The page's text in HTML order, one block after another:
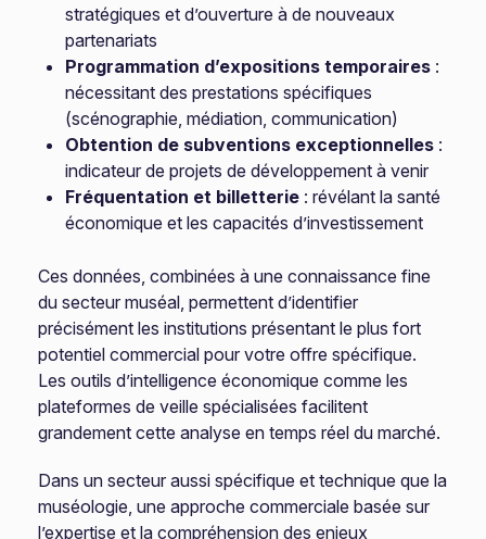
stratégiques et d’ouverture à de nouveaux
partenariats
Programmation d’expositions temporaires :
nécessitant des prestations spécifiques
(scénographie, médiation, communication)
Obtention de subventions exceptionnelles :
indicateur de projets de développement à venir
Fréquentation et billetterie : révélant la santé
économique et les capacités d’investissement
Ces données, combinées à une connaissance fine
du secteur muséal, permettent d’identifier
précisément les institutions présentant le plus fort
potentiel commercial pour votre offre spécifique.
Les outils d’intelligence économique comme les
plateformes de veille spécialisées facilitent
grandement cette analyse en temps réel du marché.
Dans un secteur aussi spécifique et technique que la
muséologie, une approche commerciale basée sur
l’expertise et la compréhension des enjeux